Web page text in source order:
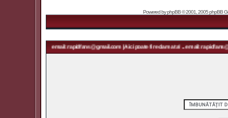
Powered byphpBB© 2001, 2005 phpBB
... email: rapidfans@gmail.com | Aici poate fi reclama ta! ... email: rapidfans@gmail.com